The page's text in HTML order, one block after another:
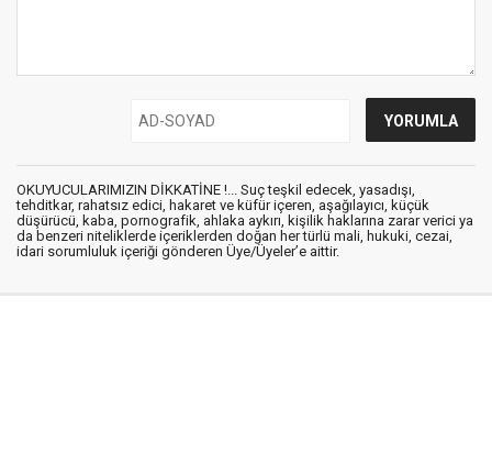
OKUYUCULARIMIZIN DİKKATİNE !... Suç teşkil edecek, yasadışı,
tehditkar, rahatsız edici, hakaret ve küfür içeren, aşağılayıcı, küçük
düşürücü, kaba, pornografik, ahlaka aykırı, kişilik haklarına zarar verici ya
da benzeri niteliklerde içeriklerden doğan her türlü mali, hukuki, cezai,
idari sorumluluk içeriği gönderen Üye/Üyeler’e aittir.